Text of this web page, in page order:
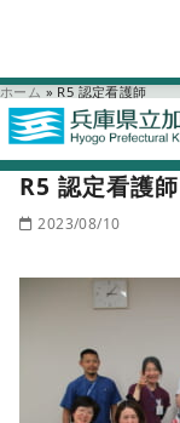
ホーム » R5 認定看護師
R5 認定看護師
2023/08/10